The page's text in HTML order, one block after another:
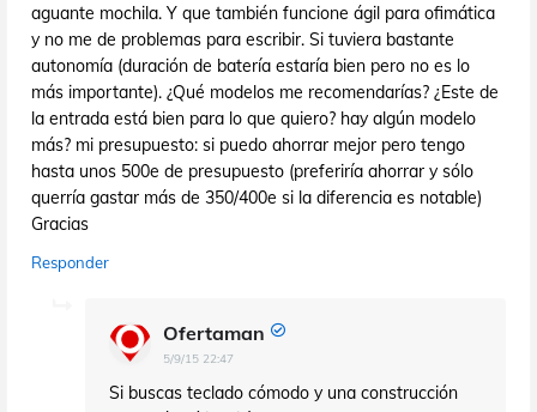
aguante mochila. Y que también funcione ágil para ofimática
y no me de problemas para escribir. Si tuviera bastante
autonomía (duración de batería estaría bien pero no es lo
más importante). ¿Qué modelos me recomendarías? ¿Este de
la entrada está bien para lo que quiero? hay algún modelo
más? mi presupuesto: si puedo ahorrar mejor pero tengo
hasta unos 500e de presupuesto (preferiría ahorrar y sólo
querría gastar más de 350/400e si la diferencia es notable)
Gracias
Responder
Ofertaman
5/9/15 22:47
Si buscas teclado cómodo y una construcción